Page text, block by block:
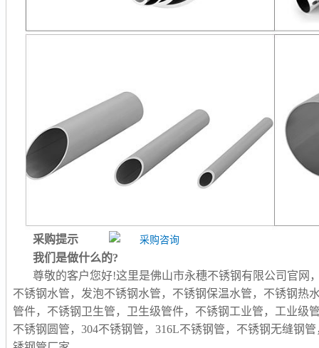
采购提示
我们是做什么的?
尊敬的客户您好!这里是佛山市永穗不锈钢有限公司官网
不锈钢水管，发泡不锈钢水管，不锈钢保温水管，不锈钢热
管件，不锈钢卫生管，卫生级管件，不锈钢工业管，工业级
不锈钢圆管，304不锈钢管，316L不锈钢管，不锈钢无缝钢